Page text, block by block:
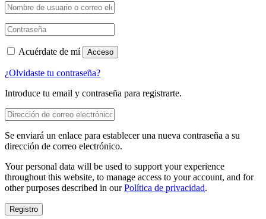
Acuérdate de mí Acceso
¿Olvidaste tu contraseña?
Introduce tu email y contraseña para registrarte.
Se enviará un enlace para establecer una nueva contraseña a su
dirección de correo electrónico.
Your personal data will be used to support your experience
throughout this website, to manage access to your account, and for
other purposes described in ourPolítica de privacidad.
Registro